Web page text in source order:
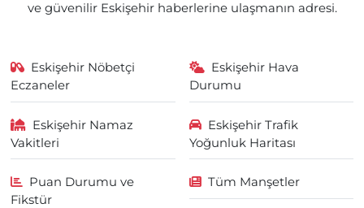
ve güvenilir Eskişehir haberlerine ulaşmanın adresi.
Eskişehir Nöbetçi
Eczaneler
Eskişehir Hava
Durumu
Eskişehir Namaz
Vakitleri
Eskişehir Trafik
Yoğunluk Haritası
Puan Durumu ve
Fikstür
Tüm Manşetler